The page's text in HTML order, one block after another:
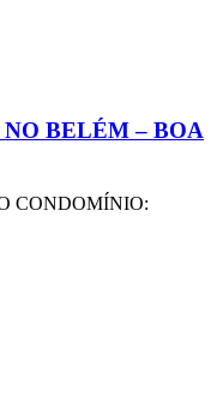
BELÉM – BOA
CONDOMÍNIO: